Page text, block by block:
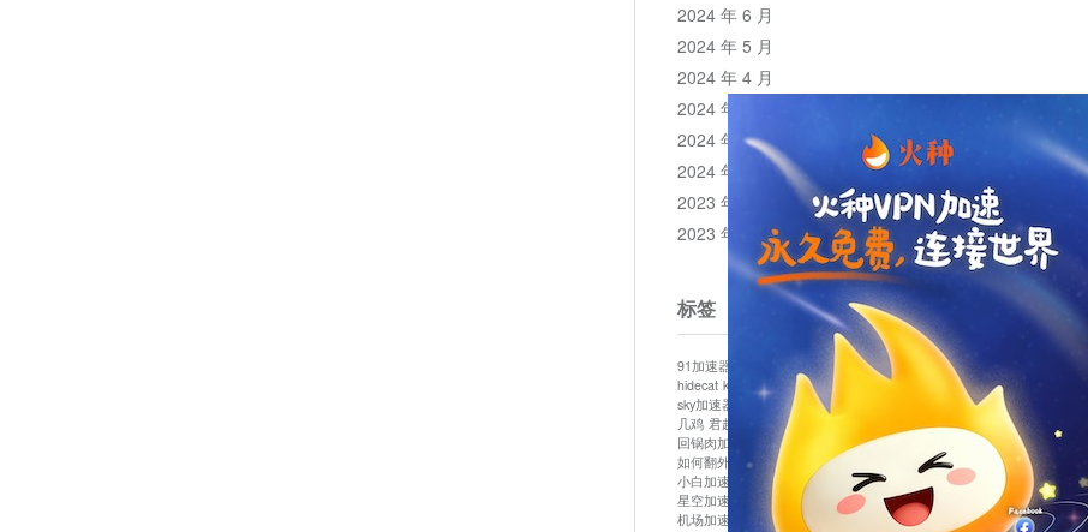
2024 年 6 月
2024 年 5 月
2024 年 4 月
2024 年 3 月
2024 年 2 月
2024 年 1 月
2023 年 12 月
2023 年 11 月
标签
91加速器 bluelayer加速器
clash节点
hidecat kuai500 panda加速器
plex加速器
sky加速器
telegram加速器 中信加速器
云梯加速器
几鸡 君越加速器 哔咔漫画加速器
唐师傅加速器
回锅肉加速器
坚果加速器 壹点加速器
如何翻外墙网站 小哈vp加速器
小火箭加速器
小白加速器
布谷vp加速器 心阶云 快连
星空加速器
最新版clash安卓下载
月光加速器
机场加速器
松果云 极快加速器
梯子加速器